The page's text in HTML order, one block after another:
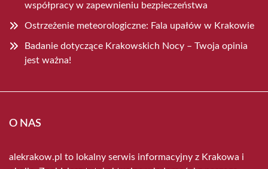
współpracy w zapewnieniu bezpieczeństwa
Ostrzeżenie meteorologiczne: Fala upałów w Krakowie
Badanie dotyczące Krakowskich Nocy – Twoja opinia
jest ważna!
O NAS
alekrakow.pl to lokalny serwis informacyjny z Krakowa i